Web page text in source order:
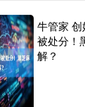
牛管家
被处分！
解？